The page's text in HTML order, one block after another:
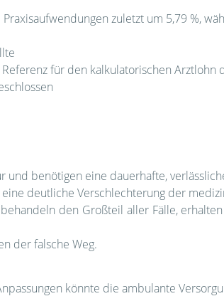
zuletzt um 5,79 %,
für den kalkulatorischen Arztlohn
und benötigen eine dauerhafte,
deutliche Verschlechterung der
den Großteil aller Fälle,
der falsche Weg.
könnte die ambulante